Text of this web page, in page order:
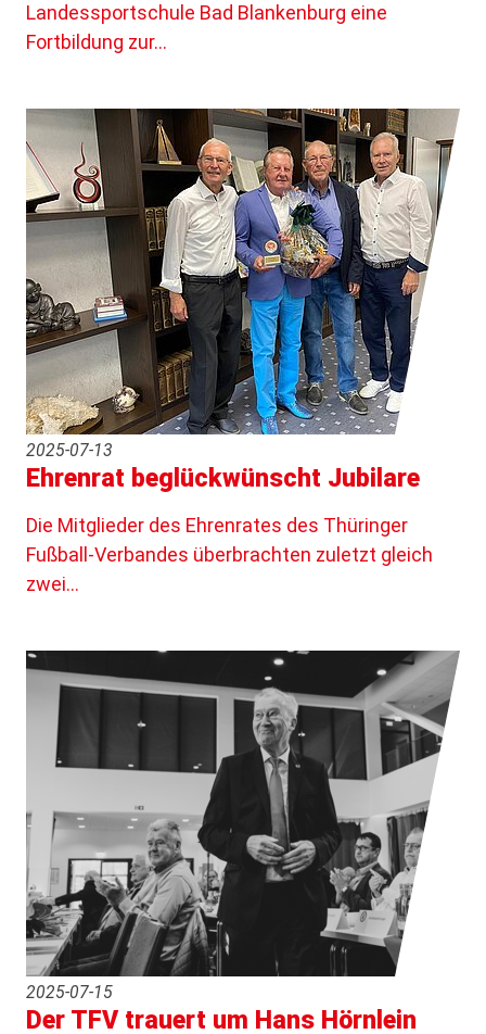
Landessportschule Bad Blankenburg eine
Fortbildung zur…
2025-07-13
Ehrenrat beglückwünscht Jubilare
Die Mitglieder des Ehrenrates des Thüringer
Fußball-Verbandes überbrachten zuletzt gleich
zwei…
2025-07-15
Der TFV trauert um Hans Hörnlein